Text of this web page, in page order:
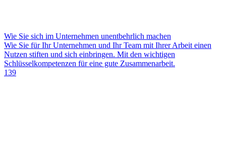
Wie Sie sich im Unternehmen unentbehrlich machen
Wie Sie für Ihr Unternehmen und Ihr Team mit Ihrer Arbeit einen
Nutzen stiften und sich einbringen. Mit den wichtigen
Schlüsselkompetenzen für eine gute Zusammenarbeit.
139